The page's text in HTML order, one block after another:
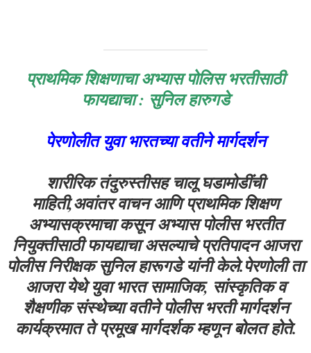
प्राथमिक शिक्षणाचा अभ्यास पोलिस भरतीसाठी
फायद्याचा : सुनिल हारुगडे
पेरणोलीत युवा भारतच्या वतीने मार्गदर्शन
शारीरिक तंदुरुस्तीसह चालू घडामोडींची
माहिती,अवांतर वाचन आणि प्राथमिक शिक्षण
अभ्यासक्रमाचा कसून अभ्यास पोलीस भरतीत
नियुक्तीसाठी फायद्याचा असल्याचे प्रतिपादन आजरा
पोलीस निरीक्षक सुनिल हारूगडे यांनी केले.पेरणोली ता
आजरा येथे युवा भारत सामाजिक, सांस्कृतिक व
शैक्षणीक संस्थेच्या वतीने पोलीस भरती मार्गदर्शन
कार्यक्रमात ते प्रमूख मार्गदर्शक म्हणून बोलत होते.